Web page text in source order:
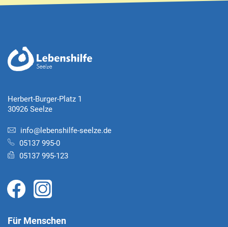
Herbert-Burger-Platz 1
30926 Seelze
info@lebenshilfe-seelze.de
05137 995-0
05137 995-123
Für Menschen